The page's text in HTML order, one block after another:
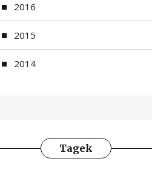
2016
2015
2014
Tagek